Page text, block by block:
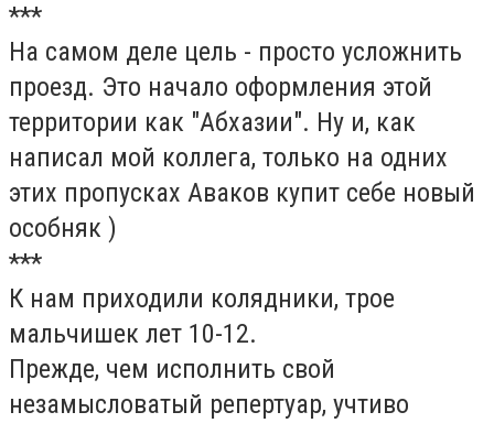
***
На самом деле цель - просто усложнить
проезд. Это начало оформления этой
территории как "Абхазии". Ну и, как
написал мой коллега, только на одних
этих пропусках Аваков купит себе новый
особняк )
***
К нам приходили колядники, трое
мальчишек лет 10-12.
Прежде, чем исполнить свой
незамысловатый репертуар, учтиво